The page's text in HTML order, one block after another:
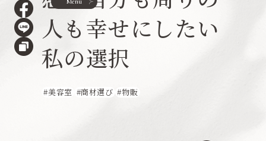
人も幸せにしたい
私の選択
美容室 商材選び 物販